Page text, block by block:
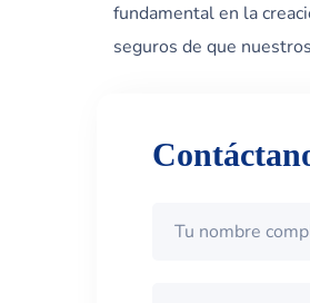
fundamental en la
seguros de que